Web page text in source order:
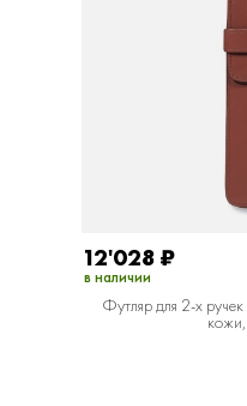
12'028 ₽
в наличии
Футляр для 2-х